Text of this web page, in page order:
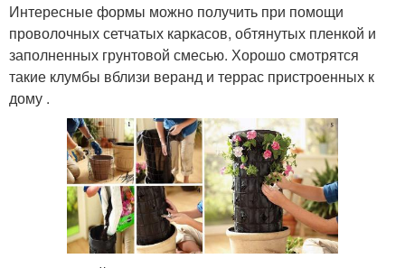
Интересные формы можно получить при помощи
проволочных сетчатых каркасов, обтянутых пленкой и
заполненных грунтовой смесью. Хорошо смотрятся
такие клумбы вблизи веранд и террас пристроенных к
дому .